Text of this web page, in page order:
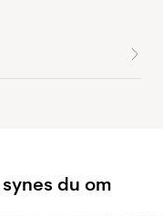
du om